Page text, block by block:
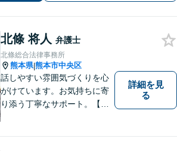
北條 将人 弁護士
北條総合法律事務所
熊本県|熊本市中央区
話しやすい雰囲気づくりを心
がけています。お気持ちに寄
り添う丁寧なサポート。【借
詳細を見
る